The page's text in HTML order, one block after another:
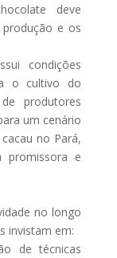
deve
e os
condições
o cultivo do
produtores
um cenário
no Pará,
promissora e
no longo
invistam em:
de técnicas